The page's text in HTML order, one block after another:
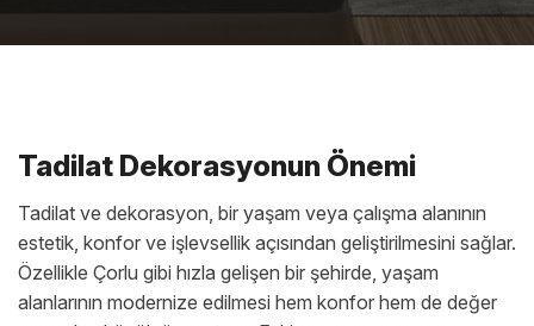
Tadilat Dekorasyonun Önemi
Tadilat ve dekorasyon, bir yaşam veya çalışma alanının
estetik, konfor ve işlevsellik açısından geliştirilmesini sağlar.
Özellikle Çorlu gibi hızla gelişen bir şehirde, yaşam
alanlarının modernize edilmesi hem konfor hem de değer